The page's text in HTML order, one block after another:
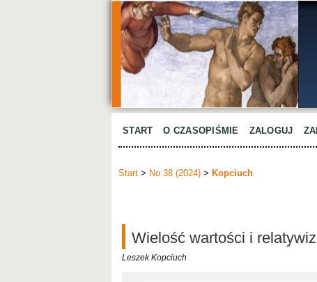
START O CZASOPIŚMIE ZALOGUJ
Start > No 38 (2024) > Kopciuch
Wielość wartości i
Leszek Kopciuch